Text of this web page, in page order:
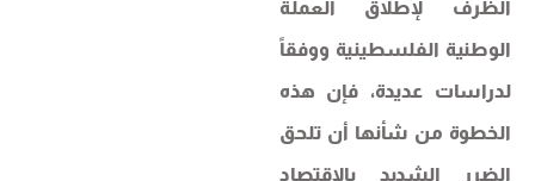
الظرف لإطلاق العملة
الوطنية الفلسطينية ووفقاً
لدراسات عديدة، فإن هذه
الخطوة من شأنها أن تلحق
الضرر الشديد بالإقتصاد